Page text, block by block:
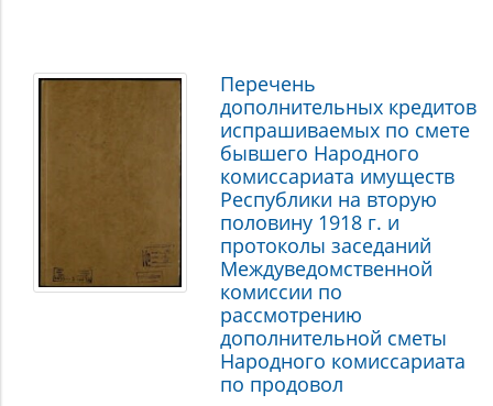
Перечень
дополнительных кредитов
испрашиваемых по смете
бывшего Народного
комиссариата имуществ
Республики на вторую
половину 1918 г. и
протоколы заседаний
Междуведомственной
комиссии по
рассмотрению
дополнительной сметы
Народного комиссариата
по продовол